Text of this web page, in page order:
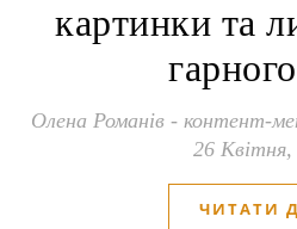
картинки та
Олена Романів - контент-
26 Квітня,
ЧИТАТИ